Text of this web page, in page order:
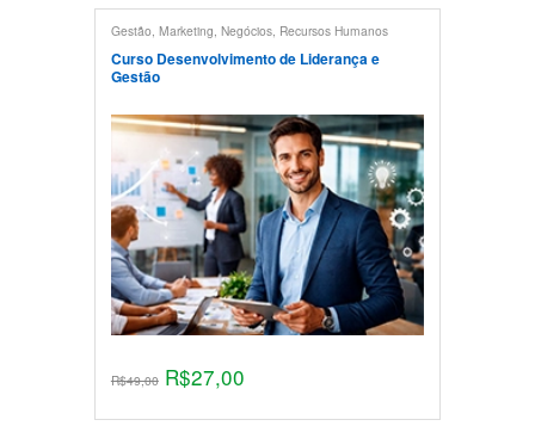
Gestão Marketing Negócios, Recursos Humanos
Curso Desenvolvimento de Liderança e
Gestão
R$49,00 R$27,00